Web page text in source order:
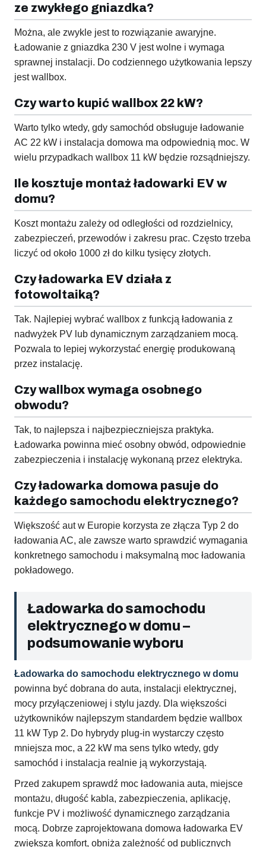
ze zwykłego gniazdka?
Można, ale zwykle jest to rozwiązanie awaryjne.
Ładowanie z gniazdka 230 V jest wolne i wymaga
sprawnej instalacji. Do codziennego użytkowania lepszy
jest wallbox.
Czy warto kupić wallbox 22 kW?
Warto tylko wtedy, gdy samochód obsługuje ładowanie
AC 22 kW i instalacja domowa ma odpowiednią moc. W
wielu przypadkach wallbox 11 kW będzie rozsądniejszy.
Ile kosztuje montaż ładowarki EV w
domu?
Koszt montażu zależy od odległości od rozdzielnicy,
zabezpieczeń, przewodów i zakresu prac. Często trzeba
liczyć od około 1000 zł do kilku tysięcy złotych.
Czy ładowarka EV działa z
fotowoltaiką?
Tak. Najlepiej wybrać wallbox z funkcją ładowania z
nadwyżek PV lub dynamicznym zarządzaniem mocą.
Pozwala to lepiej wykorzystać energię produkowaną
przez instalację.
Czy wallbox wymaga osobnego
obwodu?
Tak, to najlepsza i najbezpieczniejsza praktyka.
Ładowarka powinna mieć osobny obwód, odpowiednie
zabezpieczenia i instalację wykonaną przez elektryka.
Czy ładowarka domowa pasuje do
każdego samochodu elektrycznego?
Większość aut w Europie korzysta ze złącza Typ 2 do
ładowania AC, ale zawsze warto sprawdzić wymagania
konkretnego samochodu i maksymalną moc ładowania
pokładowego.
Ładowarka do samochodu
elektrycznego w domu –
podsumowanie wyboru
Ładowarka do samochodu elektrycznego w domu
powinna być dobrana do auta, instalacji elektrycznej,
mocy przyłączeniowej i stylu jazdy. Dla większości
użytkowników najlepszym standardem będzie wallbox
11 kW Typ 2. Do hybrydy plug-in wystarczy często
mniejsza moc, a 22 kW ma sens tylko wtedy, gdy
samochód i instalacja realnie ją wykorzystają.
Przed zakupem sprawdź moc ładowania auta, miejsce
montażu, długość kabla, zabezpieczenia, aplikację,
funkcje PV i możliwość dynamicznego zarządzania
mocą. Dobrze zaprojektowana domowa ładowarka EV
zwiększa komfort, obniża zależność od publicznych